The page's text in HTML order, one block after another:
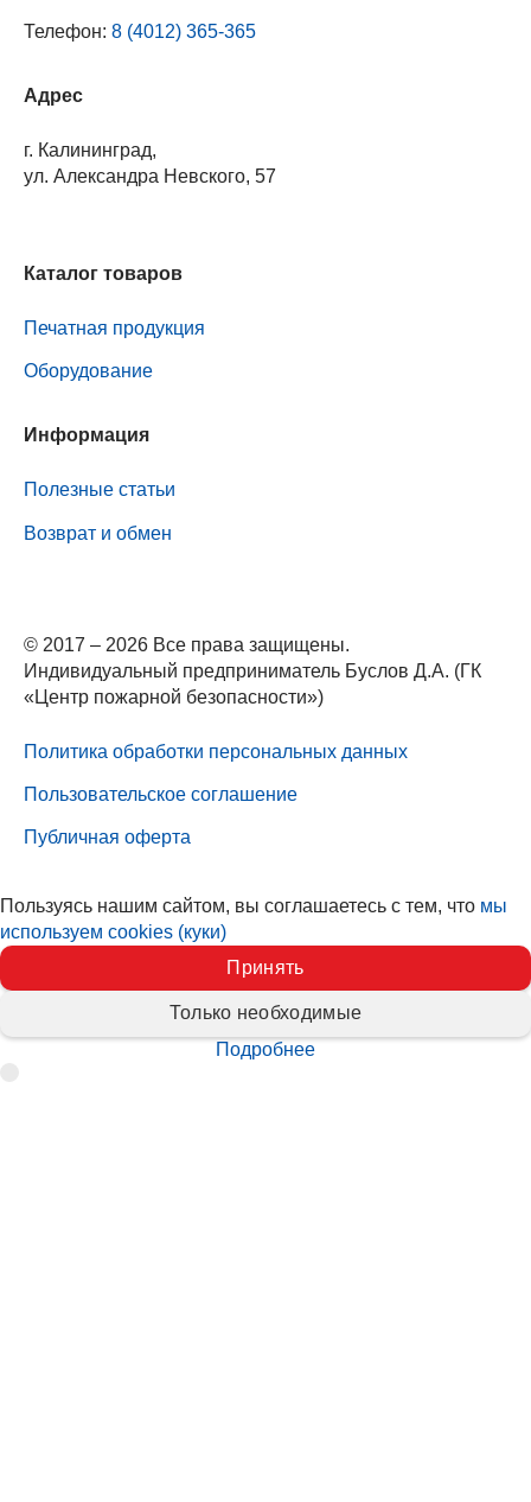
Телефон: 8 (4012) 365-365
Адрес
г. Калининград,
ул. Александра Невского, 57
Каталог товаров
Печатная продукция
Оборудование
Информация
Полезные статьи
Возврат и обмен
© 2017 – 2026 Все права защищены.
Индивидуальный предприниматель Буслов Д.А. (ГК
«Центр пожарной безопасности»)
Политика обработки персональных данных
Пользовательское соглашение
Публичная оферта
Пользуясь нашим сайтом, вы соглашаетесь с тем, что мы
используем cookies (куки)
Принять
Только необходимые
Подробнее